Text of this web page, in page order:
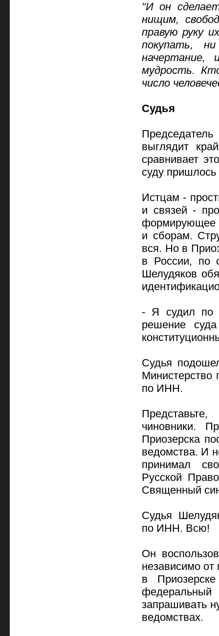
"И он
нищим,
правую руку
покупать,
начертание,
мудрость.
число
Судья
выглядит
сравнивает
суду
Истцам -
и связей -
формирующее
и сборам.
вся. Но в
в России, по
Шелудяков
- Я судил по
решение
Судья
Министерство
по ИНН.
чиновники.
Приозерска
ведомства. И
принимал
Русской
Священный
Судья
по ИНН. Всю!
Он
независимо от
в
запрашивать
ведомствах.